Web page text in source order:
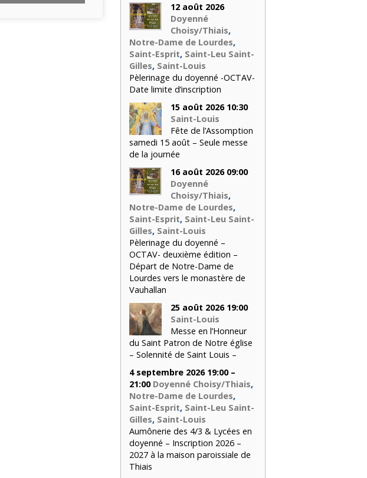
12 août 2026
Doyenné
Choisy/Thiais,
Notre-Dame de Lourdes,
Saint-Esprit, Saint-Leu Saint-
Gilles, Saint-Louis
Pèlerinage du doyenné -OCTAV-
Date limite d’inscription
15 août 2026 10:30
Saint-Louis
Fête de l’Assomption
samedi 15 août – Seule messe
de la journée
16 août 2026 09:00
Doyenné
Choisy/Thiais,
Notre-Dame de Lourdes,
Saint-Esprit, Saint-Leu Saint-
Gilles, Saint-Louis
Pèlerinage du doyenné –
OCTAV- deuxième édition –
Départ de Notre-Dame de
Lourdes vers le monastère de
Vauhallan
25 août 2026 19:00
Saint-Louis
Messe en l’Honneur
du Saint Patron de Notre église
– Solennité de Saint Louis –
4 septembre 2026 19:00 –
21:00 Doyenné Choisy/Thiais,
Notre-Dame de Lourdes,
Saint-Esprit, Saint-Leu Saint-
Gilles, Saint-Louis
Aumônerie des 4/3 & Lycées en
doyenné – Inscription 2026 –
2027 à la maison paroissiale de
Thiais